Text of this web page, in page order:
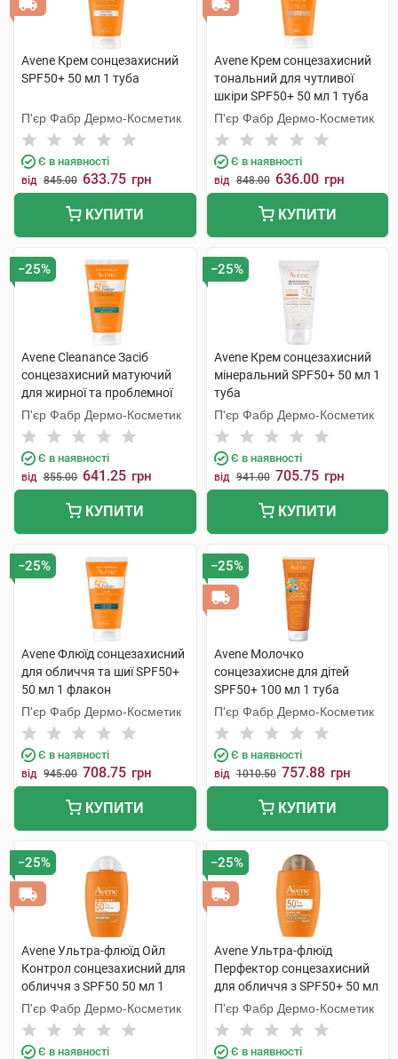
Avene Крем сонцезахисний
SPF50+ 50 мл 1 туба
П'єр Фабр Дермо-Косметик
Є в наявності
від 845.00 633.75 грн
КУПИТИ
Avene Крем сонцезахисний
тональний для чутливої
шкіри SPF50+ 50 мл 1 туба
П'єр Фабр Дермо-Косметик
Є в наявності
від 848.00 636.00 грн
КУПИТИ
−25%
Avene Cleanance Засіб
сонцезахисний матуючий
для жирної та проблемної
шкіри SPF50+ 50 мл 1
флакон
П'єр Фабр Дермо-Косметик
Є в наявності
від 855.00 641.25 грн
КУПИТИ
−25%
Avene Крем сонцезахисний
мінеральний SPF50+ 50 мл 1
туба
П'єр Фабр Дермо-Косметик
Є в наявності
від 941.00 705.75 грн
КУПИТИ
−25%
Avene Флюїд сонцезахисний
для обличчя та шиї SPF50+
50 мл 1 флакон
П'єр Фабр Дермо-Косметик
Є в наявності
від 945.00 708.75 грн
КУПИТИ
−25%
Avene Молочко
сонцезахисне для дітей
SPF50+ 100 мл 1 туба
П'єр Фабр Дермо-Косметик
Є в наявності
від 1010.50 757.88 грн
КУПИТИ
−25%
Avene Ультра-флюїд Ойл
Контрол сонцезахисний для
обличчя з SPF50 50 мл 1
флакон
П'єр Фабр Дермо-Косметик
Є в наявності
−25%
Avene Ультра-флюїд
Перфектор сонцезахисний
для обличчя з SPF50+ 50 мл
1 флакон
П'єр Фабр Дермо-Косметик
Є в наявності